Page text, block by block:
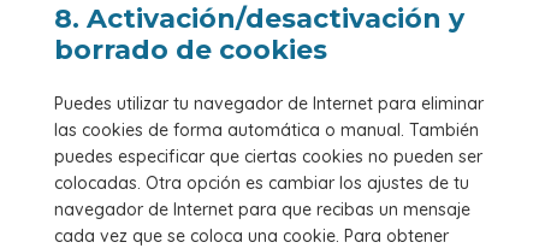
8. Activación/desactivación y
borrado de cookies
Puedes utilizar tu navegador de Internet para eliminar
las cookies de forma automática o manual. También
puedes especificar que ciertas cookies no pueden ser
colocadas. Otra opción es cambiar los ajustes de tu
navegador de Internet para que recibas un mensaje
cada vez que se coloca una cookie. Para obtener